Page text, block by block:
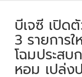
บีเจซี เปิ
3 รายการ
โฉมประส
หอม เปล่ง